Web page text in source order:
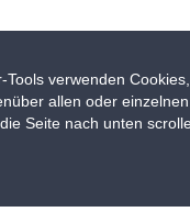
Geoplast S.p.A.| Via Martiri
verwenden
allen oder
Seite nach unten